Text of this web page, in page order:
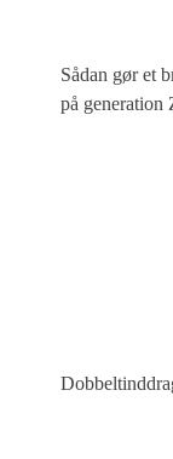
Sådan gør et
på generation